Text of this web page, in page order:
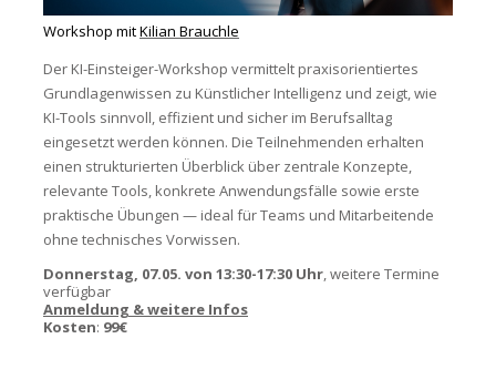
Workshop mitKilian Brauchle
Der KI-Einsteiger-Workshop vermittelt praxisorientiertes
Grundlagenwissen zu Künstlicher Intelligenz und zeigt, wie
KI-Tools sinnvoll, effizient und sicher im Berufsalltag
eingesetzt werden können. Die Teilnehmenden erhalten
einen strukturierten Überblick über zentrale Konzepte,
relevante Tools, konkrete Anwendungsfälle sowie erste
praktische Übungen — ideal für Teams und Mitarbeitende
ohne technisches Vorwissen.
Donnerstag, 07.05. von 13:30-17:30 Uhr, weitere Termine
verfügbar
Anmeldung & weitere Infos
Kosten: 99€